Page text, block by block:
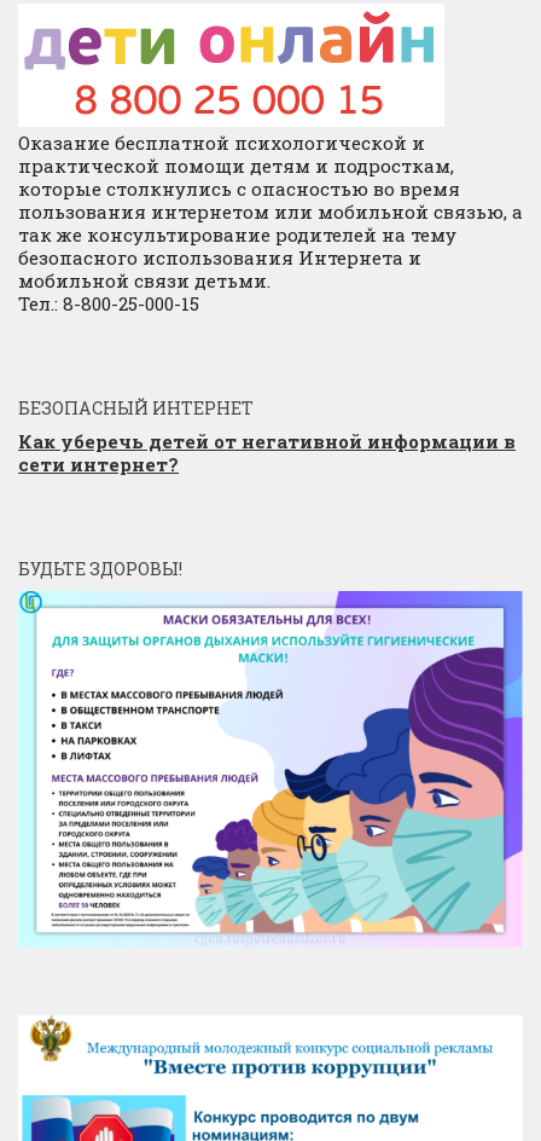
Оказание бесплатной психологической и
практической помощи детям и подросткам,
которые столкнулись с опасностью во время
пользования интернетом или мобильной связью, а
так же консультирование родителей на тему
безопасного использования Интернета и
мобильной связи детьми.
Тел.: 8-800-25-000-15
БЕЗОПАСНЫЙ ИНТЕРНЕТ
Как уберечь детей от негативной информации в
сети интернет?
БУДЬТЕ ЗДОРОВЫ!